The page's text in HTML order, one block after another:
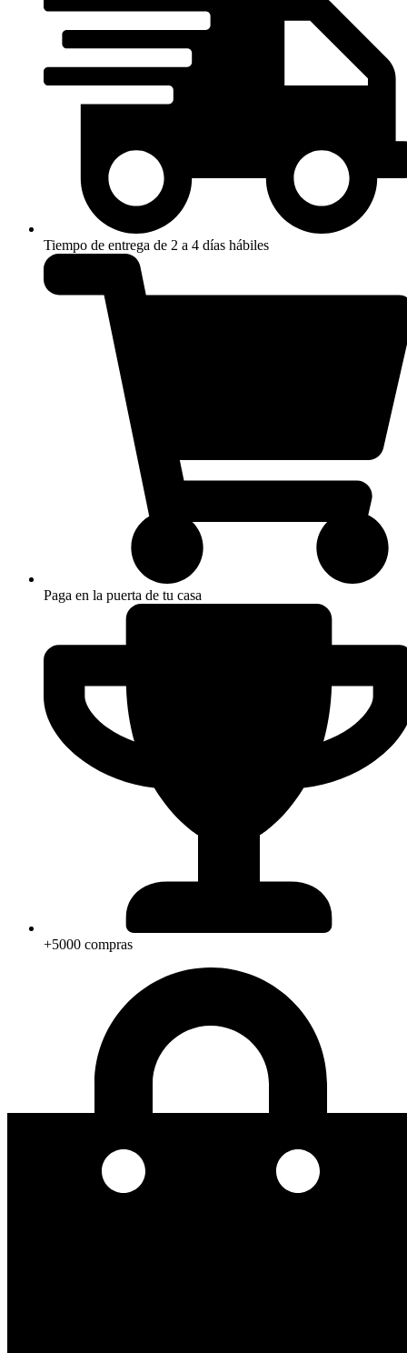
Tiempo de entrega de 2 a 4 días hábiles
Paga en la puerta de tu casa
+5000 compras